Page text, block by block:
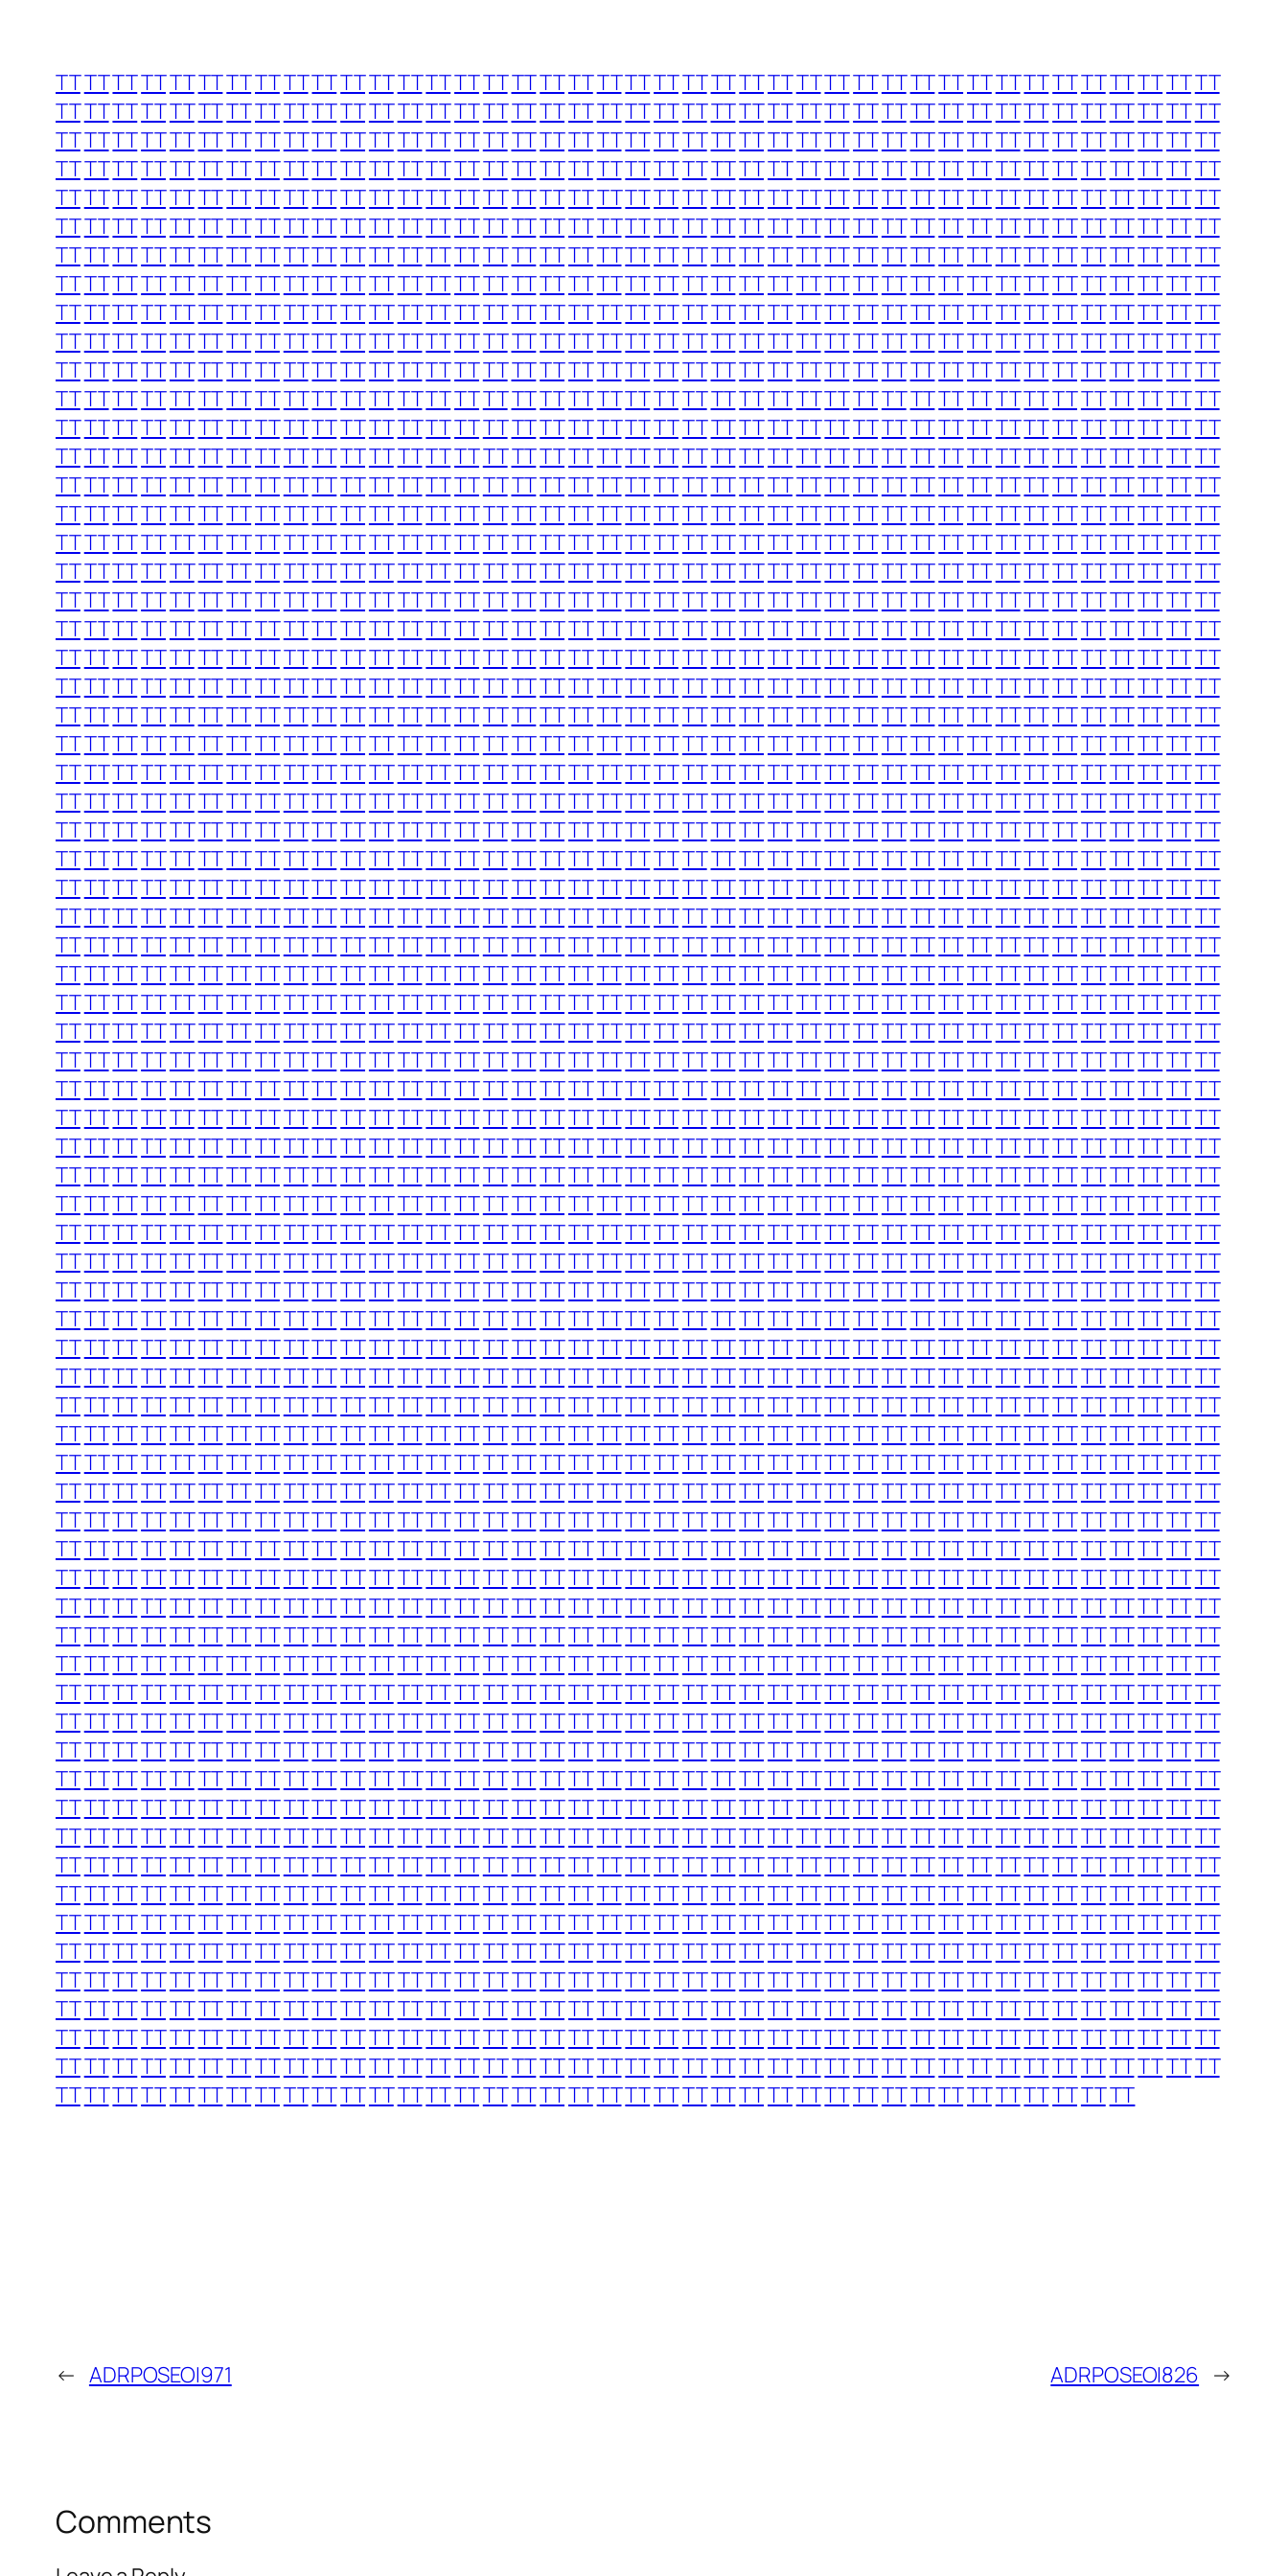
TTTTTTTTTTTTTTTTTTTTTTTTTTTTTTTTTTTTTTTTTTTTTTTTTTTTTTTTTTTTTTTTTTTTTTTTTTTTTTTTTT
TTTTTTTTTTTTTTTTTTTTTTTTTTTTTTTTTTTTTTTTTTTTTTTTTTTTTTTTTTTTTTTTTTTTTTTTTTTTTTTTTT
TTTTTTTTTTTTTTTTTTTTTTTTTTTTTTTTTTTTTTTTTTTTTTTTTTTTTTTTTTTTTTTTTTTTTTTTTTTTTTTTTT
TTTTTTTTTTTTTTTTTTTTTTTTTTTTTTTTTTTTTTTTTTTTTTTTTTTTTTTTTTTTTTTTTTTTTTTTTTTTTTTTTT
TTTTTTTTTTTTTTTTTTTTTTTTTTTTTTTTTTTTTTTTTTTTTTTTTTTTTTTTTTTTTTTTTTTTTTTTTTTTTTTTTT
TTTTTTTTTTTTTTTTTTTTTTTTTTTTTTTTTTTTTTTTTTTTTTTTTTTTTTTTTTTTTTTTTTTTTTTTTTTTTTTTTT
TTTTTTTTTTTTTTTTTTTTTTTTTTTTTTTTTTTTTTTTTTTTTTTTTTTTTTTTTTTTTTTTTTTTTTTTTTTTTTTTTT
TTTTTTTTTTTTTTTTTTTTTTTTTTTTTTTTTTTTTTTTTTTTTTTTTTTTTTTTTTTTTTTTTTTTTTTTTTTTTTTTTT
TTTTTTTTTTTTTTTTTTTTTTTTTTTTTTTTTTTTTTTTTTTTTTTTTTTTTTTTTTTTTTTTTTTTTTTTTTTTTTTTTT
TTTTTTTTTTTTTTTTTTTTTTTTTTTTTTTTTTTTTTTTTTTTTTTTTTTTTTTTTTTTTTTTTTTTTTTTTTTTTTTTTT
TTTTTTTTTTTTTTTTTTTTTTTTTTTTTTTTTTTTTTTTTTTTTTTTTTTTTTTTTTTTTTTTTTTTTTTTTTTTTTTTTT
TTTTTTTTTTTTTTTTTTTTTTTTTTTTTTTTTTTTTTTTTTTTTTTTTTTTTTTTTTTTTTTTTTTTTTTTTTTTTTTTTT
TTTTTTTTTTTTTTTTTTTTTTTTTTTTTTTTTTTTTTTTTTTTTTTTTTTTTTTTTTTTTTTTTTTTTTTTTTTTTTTTTT
TTTTTTTTTTTTTTTTTTTTTTTTTTTTTTTTTTTTTTTTTTTTTTTTTTTTTTTTTTTTTTTTTTTTTTTTTTTTTTTTTT
TTTTTTTTTTTTTTTTTTTTTTTTTTTTTTTTTTTTTTTTTTTTTTTTTTTTTTTTTTTTTTTTTTTTTTTTTTTTTTTTTT
TTTTTTTTTTTTTTTTTTTTTTTTTTTTTTTTTTTTTTTTTTTTTTTTTTTTTTTTTTTTTTTTTTTTTTTTTTTTTTTTTT
TTTTTTTTTTTTTTTTTTTTTTTTTTTTTTTTTTTTTTTTTTTTTTTTTTTTTTTTTTTTTTTTTTTTTTTTTTTTTTTTTT
TTTTTTTTTTTTTTTTTTTTTTTTTTTTTTTTTTTTTTTTTTTTTTTTTTTTTTTTTTTTTTTTTTTTTTTTTTTTTTTTTT
TTTTTTTTTTTTTTTTTTTTTTTTTTTTTTTTTTTTTTTTTTTTTTTTTTTTTTTTTTTTTTTTTTTTTTTTTTTTTTTTTT
TTTTTTTTTTTTTTTTTTTTTTTTTTTTTTTTTTTTTTTTTTTTTTTTTTTTTTTTTTTTTTTTTTTTTTTTTTTTTTTTTT
TTTTTTTTTTTTTTTTTTTTTTTTTTTTTTTTTTTTTTTTTTTTTTTTTTTTTTTTTTTTTTTTTTTTTTTTTTTTTTTTTT
TTTTTTTTTTTTTTTTTTTTTTTTTTTTTTTTTTTTTTTTTTTTTTTTTTTTTTTTTTTTTTTTTTTTTTTTTTTTTTTTTT
TTTTTTTTTTTTTTTTTTTTTTTTTTTTTTTTTTTTTTTTTTTTTTTTTTTTTTTTTTTTTTTTTTTTTTTTTTTTTTTTTT
TTTTTTTTTTTTTTTTTTTTTTTTTTTTTTTTTTTTTTTTTTTTTTTTTTTTTTTTTTTTTTTTTTTTTTTTTTTTTTTTTT
TTTTTTTTTTTTTTTTTTTTTTTTTTTTTTTTTTTTTTTTTTTTTTTTTTTTTTTTTTTTTTTTTTTTTTTTTTTTTTTTTT
TTTTTTTTTTTTTTTTTTTTTTTTTTTTTTTTTTTTTTTTTTTTTTTTTTTTTTTTTTTTTTTTTTTTTTTTTTTTTTTTTT
TTTTTTTTTTTTTTTTTTTTTTTTTTTTTTTTTTTTTTTTTTTTTTTTTTTTTTTTTTTTTTTTTTTTTTTTTTTTTTTTTT
TTTTTTTTTTTTTTTTTTTTTTTTTTTTTTTTTTTTTTTTTTTTTTTTTTTTTTTTTTTTTTTTTTTTTTTTTTTTTTTTTT
TTTTTTTTTTTTTTTTTTTTTTTTTTTTTTTTTTTTTTTTTTTTTTTTTTTTTTTTTTTTTTTTTTTTTTTTTTTTTTTTTT
TTTTTTTTTTTTTTTTTTTTTTTTTTTTTTTTTTTTTTTTTTTTTTTTTTTTTTTTTTTTTTTTTTTTTTTTTTTTTTTTTT
TTTTTTTTTTTTTTTTTTTTTTTTTTTTTTTTTTTTTTTTTTTTTTTTTTTTTTTTTTTTTTTTTTTTTTTTTTTTTTTTTT
TTTTTTTTTTTTTTTTTTTTTTTTTTTTTTTTTTTTTTTTTTTTTTTTTTTTTTTTTTTTTTTTTTTTTTTTTTTTTTTTTT
TTTTTTTTTTTTTTTTTTTTTTTTTTTTTTTTTTTTTTTTTTTTTTTTTTTTTTTTTTTTTTTTTTTTTTTTTTTTTTTTTT
TTTTTTTTTTTTTTTTTTTTTTTTTTTTTTTTTTTTTTTTTTTTTTTTTTTTTTTTTTTTTTTTTTTTTTTTTTTTTTTTTT
TTTTTTTTTTTTTTTTTTTTTTTTTTTTTTTTTTTTTTTTTTTTTTTTTTTTTTTTTTTTTTTTTTTTTTTTTTTTTTTTTT
TTTTTTTTTTTTTTTTTTTTTTTTTTTTTTTTTTTTTTTTTTTTTTTTTTTTTTTTTTTTTTTTTTTTTTTTTTTTTTTTTT
TTTTTTTTTTTTTTTTTTTTTTTTTTTTTTTTTTTTTTTTTTTTTTTTTTTTTTTTTTTTTTTTTTTTTTTTTTTTTTTTTT
TTTTTTTTTTTTTTTTTTTTTTTTTTTTTTTTTTTTTTTTTTTTTTTTTTTTTTTTTTTTTTTTTTTTTTTTTTTTTTTTTT
TTTTTTTTTTTTTTTTTTTTTTTTTTTTTTTTTTTTTTTTTTTTTTTTTTTTTTTTTTTTTTTTTTTTTTTTTTTTTTTTTT
TTTTTTTTTTTTTTTTTTTTTTTTTTTTTTTTTTTTTTTTTTTTTTTTTTTTTTTTTTTTTTTTTTTTTTTTTTTTTTTTTT
TTTTTTTTTTTTTTTTTTTTTTTTTTTTTTTTTTTTTTTTTTTTTTTTTTTTTTTTTTTTTTTTTTTTTTTTTTTTTTTTTT
TTTTTTTTTTTTTTTTTTTTTTTTTTTTTTTTTTTTTTTTTTTTTTTTTTTTTTTTTTTTTTTTTTTTTTTTTTTTTTTTTT
TTTTTTTTTTTTTTTTTTTTTTTTTTTTTTTTTTTTTTTTTTTTTTTTTTTTTTTTTTTTTTTTTTTTTTTTTTTTTTTTTT
TTTTTTTTTTTTTTTTTTTTTTTTTTTTTTTTTTTTTTTTTTTTTTTTTTTTTTTTTTTTTTTTTTTTTTTTTTTTTTTTTT
TTTTTTTTTTTTTTTTTTTTTTTTTTTTTTTTTTTTTTTTTTTTTTTTTTTTTTTTTTTTTTTTTTTTTTTTTTTTTTTTTT
TTTTTTTTTTTTTTTTTTTTTTTTTTTTTTTTTTTTTTTTTTTTTTTTTTTTTTTTTTTTTTTTTTTTTTTTTTTTTTTTTT
TTTTTTTTTTTTTTTTTTTTTTTTTTTTTTTTTTTTTTTTTTTTTTTTTTTTTTTTTTTTTTTTTTTTTTTTTTTTTTTTTT
TTTTTTTTTTTTTTTTTTTTTTTTTTTTTTTTTTTTTTTTTTTTTTTTTTTTTTTTTTTTTTTTTTTTTTTTTTTTTTTTTT
TTTTTTTTTTTTTTTTTTTTTTTTTTTTTTTTTTTTTTTTTTTTTTTTTTTTTTTTTTTTTTTTTTTTTTTTTTTTTTTTTT
TTTTTTTTTTTTTTTTTTTTTTTTTTTTTTTTTTTTTTTTTTTTTTTTTTTTTTTTTTTTTTTTTTTTTTTTTTTTTTTTTT
TTTTTTTTTTTTTTTTTTTTTTTTTTTTTTTTTTTTTTTTTTTTTTTTTTTTTTTTTTTTTTTTTTTTTTTTTTTTTTTTTT
TTTTTTTTTTTTTTTTTTTTTTTTTTTTTTTTTTTTTTTTTTTTTTTTTTTTTTTTTTTTTTTTTTTTTTTTTTTTTTTTTT
TTTTTTTTTTTTTTTTTTTTTTTTTTTTTTTTTTTTTTTTTTTTTTTTTTTTTTTTTTTTTTTTTTTTTTTTTTTTTTTTTT
TTTTTTTTTTTTTTTTTTTTTTTTTTTTTTTTTTTTTTTTTTTTTTTTTTTTTTTTTTTTTTTTTTTTTTTTTTTTTTTTTT
TTTTTTTTTTTTTTTTTTTTTTTTTTTTTTTTTTTTTTTTTTTTTTTTTTTTTTTTTTTTTTTTTTTTTTTTTTTTTTTTTT
TTTTTTTTTTTTTTTTTTTTTTTTTTTTTTTTTTTTTTTTTTTTTTTTTTTTTTTTTTTTTTTTTTTTTTTTTTTTTTTTTT
TTTTTTTTTTTTTTTTTTTTTTTTTTTTTTTTTTTTTTTTTTTTTTTTTTTTTTTTTTTTTTTTTTTTTTTTTTTTTTTTTT
TTTTTTTTTTTTTTTTTTTTTTTTTTTTTTTTTTTTTTTTTTTTTTTTTTTTTTTTTTTTTTTTTTTTTTTTTTTTTTTTTT
TTTTTTTTTTTTTTTTTTTTTTTTTTTTTTTTTTTTTTTTTTTTTTTTTTTTTTTTTTTTTTTTTTTTTTTTTTTTTTTTTT
TTTTTTTTTTTTTTTTTTTTTTTTTTTTTTTTTTTTTTTTTTTTTTTTTTTTTTTTTTTTTTTTTTTTTTTTTTTTTTTTTT
TTTTTTTTTTTTTTTTTTTTTTTTTTTTTTTTTTTTTTTTTTTTTTTTTTTTTTTTTTTTTTTTTTTTTTTTTTTTTTTTTT
TTTTTTTTTTTTTTTTTTTTTTTTTTTTTTTTTTTTTTTTTTTTTTTTTTTTTTTTTTTTTTTTTTTTTTTTTTTTTTTTTT
TTTTTTTTTTTTTTTTTTTTTTTTTTTTTTTTTTTTTTTTTTTTTTTTTTTTTTTTTTTTTTTTTTTTTTTTTTTTTTTTTT
TTTTTTTTTTTTTTTTTTTTTTTTTTTTTTTTTTTTTTTTTTTTTTTTTTTTTTTTTTTTTTTTTTTTTTTTTTTTTTTTTT
TTTTTTTTTTTTTTTTTTTTTTTTTTTTTTTTTTTTTTTTTTTTTTTTTTTTTTTTTTTTTTTTTTTTTTTTTTTTTTTTTT
TTTTTTTTTTTTTTTTTTTTTTTTTTTTTTTTTTTTTTTTTTTTTTTTTTTTTTTTTTTTTTTTTTTTTTTTTTTTTTTTTT
TTTTTTTTTTTTTTTTTTTTTTTTTTTTTTTTTTTTTTTTTTTTTTTTTTTTTTTTTTTTTTTTTTTTTTTTTTTTTTTTTT
TTTTTTTTTTTTTTTTTTTTTTTTTTTTTTTTTTTTTTTTTTTTTTTTTTTTTTTTTTTTTTTTTTTTTTTTTTTTTTTTTT
TTTTTTTTTTTTTTTTTTTTTTTTTTTTTTTTTTTTTTTTTTTTTTTTTTTTTTTTTTTTTTTTTTTTTTTTTTTTTTTTTT
TTTTTTTTTTTTTTTTTTTTTTTTTTTTTTTTTTTTTTTTTTTTTTTTTTTTTTTTTTTTTTTTTTTTTTTTTTTTTTTTTT
TTTTTTTTTTTTTTTTTTTTTTTTTTTTTTTTTTTTTTTTTTTTTTTTTTTTTTTTTTTTTTTTTTTTTTTTTTTT
← ADRPOSEOI971 ADRPOSEOI826 →
Comments